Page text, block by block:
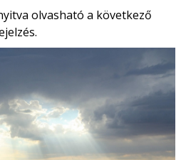
olvasható a következő